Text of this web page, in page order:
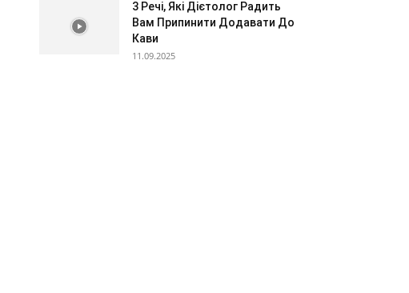
3 Речі, Які Дієтолог Радить
Вам Припинити Додавати До
Кави
11.09.2025